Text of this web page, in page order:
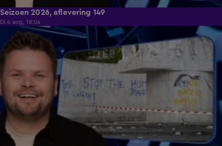
Seizoen 2026, aflevering 149
Di 4 aug, 18:04
45:51